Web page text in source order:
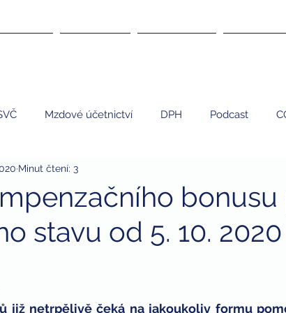
Mzdové účetnictví DPH Podcast
EET Umělci
finanční poradenství finanční gramotnost
stavu od 5. 10. 2020
Minut čtení: 3
již netrpělivě čeká na jakoukoliv formu